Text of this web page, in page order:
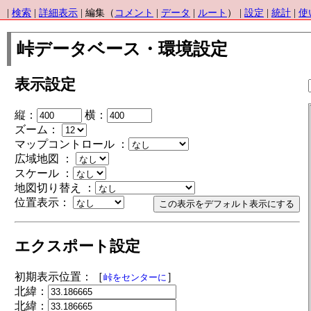
検索 詳細表示 | 編集（ コメント データ ルート ） | 設定 統計 使
峠データベース・環境設定
表示設定
縦：
横：
ズーム：
マップコントロール ：
広域地図 ：
スケール ：
地図切り替え ：
位置表示：
エクスポート設定
初期表示位置：［峠をセンターに ］
北緯：
北緯：